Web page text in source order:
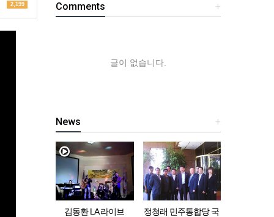
2,199 +
Comments
글이 없습니다.
+
News
김동환 LA 라이브
정청래 민주통합당 국